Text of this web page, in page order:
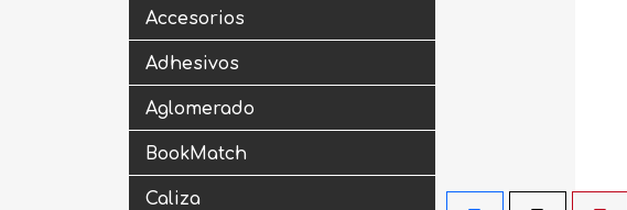
Accesorios
Adhesivos
Aglomerado
BookMatch
Caliza